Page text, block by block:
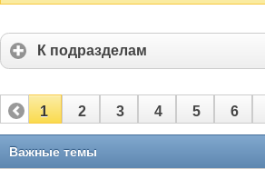
К подразделам
1 2 3 4 5 6
Важные темы